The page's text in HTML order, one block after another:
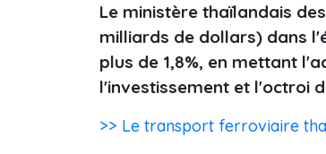
Le ministère thaïlandais
milliards de dollars) dans
plus de 1,8%, en mettant
l'investissement et l'octroi
>> Le transport ferroviaire